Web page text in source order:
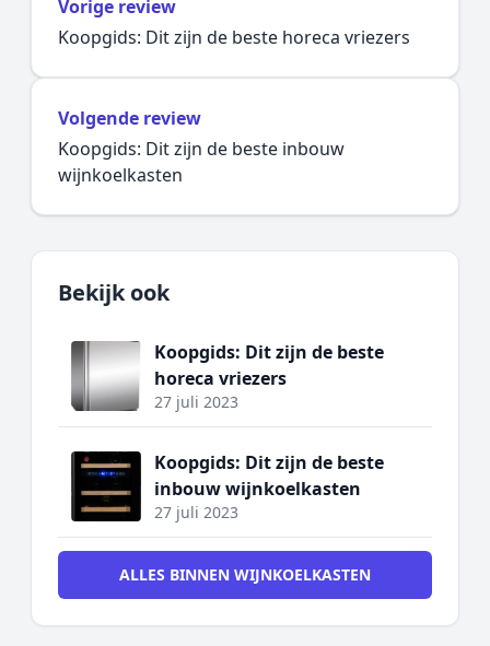
Vorige review
Koopgids: Dit zijn de beste horeca vriezers
Volgende review
Koopgids: Dit zijn de beste inbouw
wijnkoelkasten
Bekijk ook
Koopgids: Dit zijn de beste
horeca vriezers
27 juli 2023
Koopgids: Dit zijn de beste
inbouw wijnkoelkasten
27 juli 2023
ALLES BINNEN WIJNKOELKASTEN